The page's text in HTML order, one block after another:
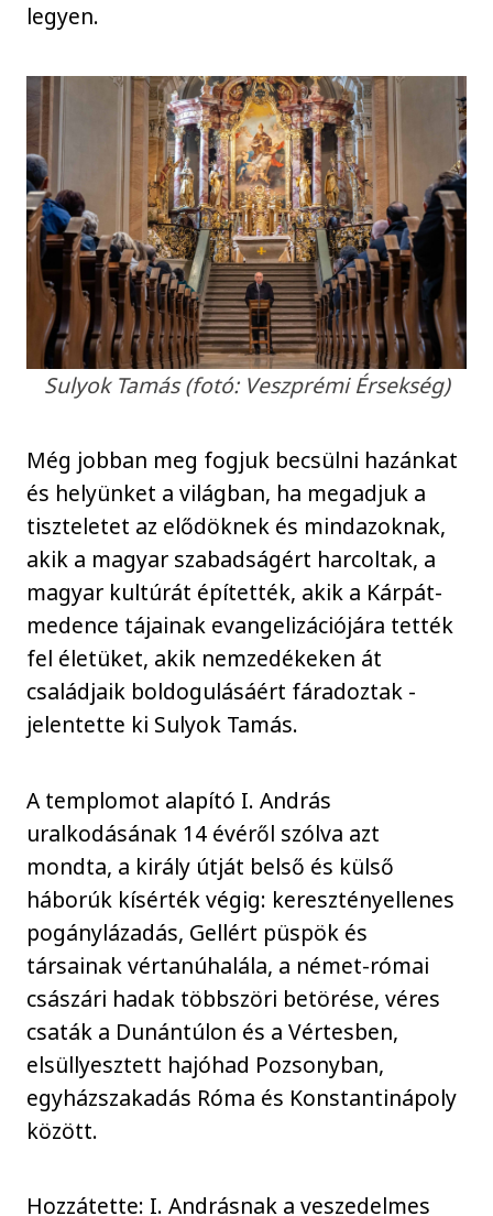
legyen.
Sulyok Tamás (fotó: Veszprémi Érsekség)
Még jobban meg fogjuk becsülni hazánkat
és helyünket a világban, ha megadjuk a
tiszteletet az elődöknek és mindazoknak,
akik a magyar szabadságért harcoltak, a
magyar kultúrát építették, akik a Kárpát-
medence tájainak evangelizációjára tették
fel életüket, akik nemzedékeken át
családjaik boldogulásáért fáradoztak -
jelentette ki Sulyok Tamás.
A templomot alapító I. András
uralkodásának 14 évéről szólva azt
mondta, a király útját belső és külső
háborúk kísérték végig: keresztényellenes
pogánylázadás, Gellért püspök és
társainak vértanúhalála, a német-római
császári hadak többszöri betörése, véres
csaták a Dunántúlon és a Vértesben,
elsüllyesztett hajóhad Pozsonyban,
egyházszakadás Róma és Konstantinápoly
között.
Hozzátette: I. Andrásnak a veszedelmes